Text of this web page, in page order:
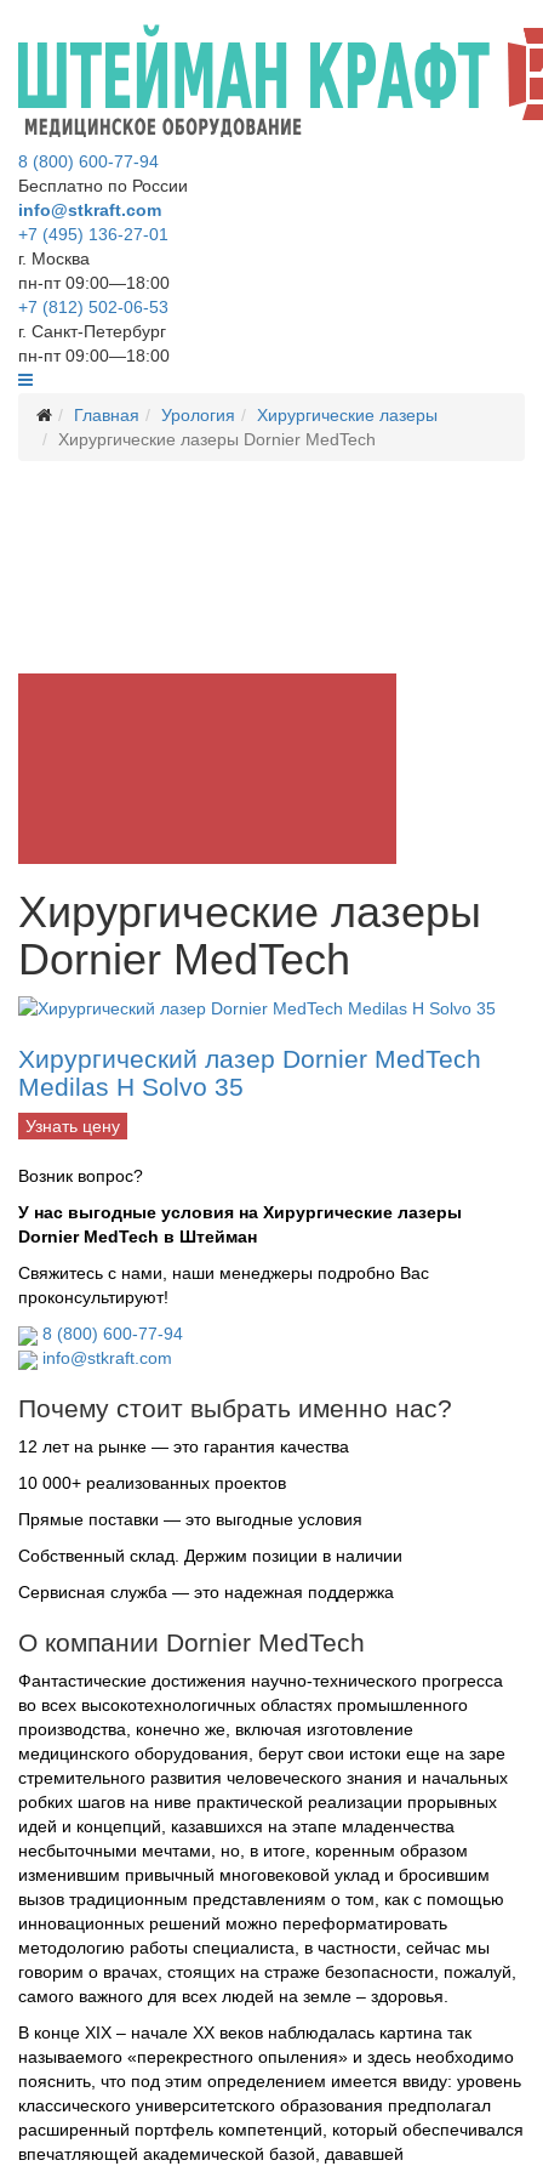
8 (800) 600-77-94
Бесплатно по России
info@stkraft.com
+7 (495) 136-27-01
г. Москва
пн-пт 09:00—18:00
+7 (812) 502-06-53
г. Санкт-Петербург
пн-пт 09:00—18:00
Главная Урология
Хирургические лазеры
Хирургические лазеры Dornier MedTech
Хирургические лазеры
Dornier MedTech
Хирургический лазер Dornier MedTech
Medilas H Solvo 35
Узнать цену
Возник вопрос?
У нас выгодные условия на Хирургические лазеры
Dornier MedTech в Штейман
Свяжитесь с нами, наши менеджеры подробно Вас
проконсультируют!
8 (800) 600-77-94
info@stkraft.com
Почему стоит выбрать именно нас?
12 лет на рынке — это гарантия качества
10 000+ реализованных проектов
Прямые поставки — это выгодные условия
Собственный склад. Держим позиции в наличии
Сервисная служба — это надежная поддержка
О компании Dornier MedTech
Фантастические достижения научно-технического прогресса
во всех высокотехнологичных областях промышленного
производства, конечно же, включая изготовление
медицинского оборудования, берут свои истоки еще на заре
стремительного развития человеческого знания и начальных
робких шагов на ниве практической реализации прорывных
идей и концепций, казавшихся на этапе младенчества
несбыточными мечтами, но, в итоге, коренным образом
изменившим привычный многовековой уклад и бросившим
вызов традиционным представлениям о том, как с помощью
инновационных решений можно переформатировать
методологию работы специалиста, в частности, сейчас мы
говорим о врачах, стоящих на страже безопасности, пожалуй,
самого важного для всех людей на земле – здоровья.
В конце XIX – начале XX веков наблюдалась картина так
называемого «перекрестного опыления» и здесь необходимо
пояснить, что под этим определением имеется ввиду: уровень
классического университетского образования предполагал
расширенный портфель компетенций, который обеспечивался
впечатляющей академической базой, дававшей